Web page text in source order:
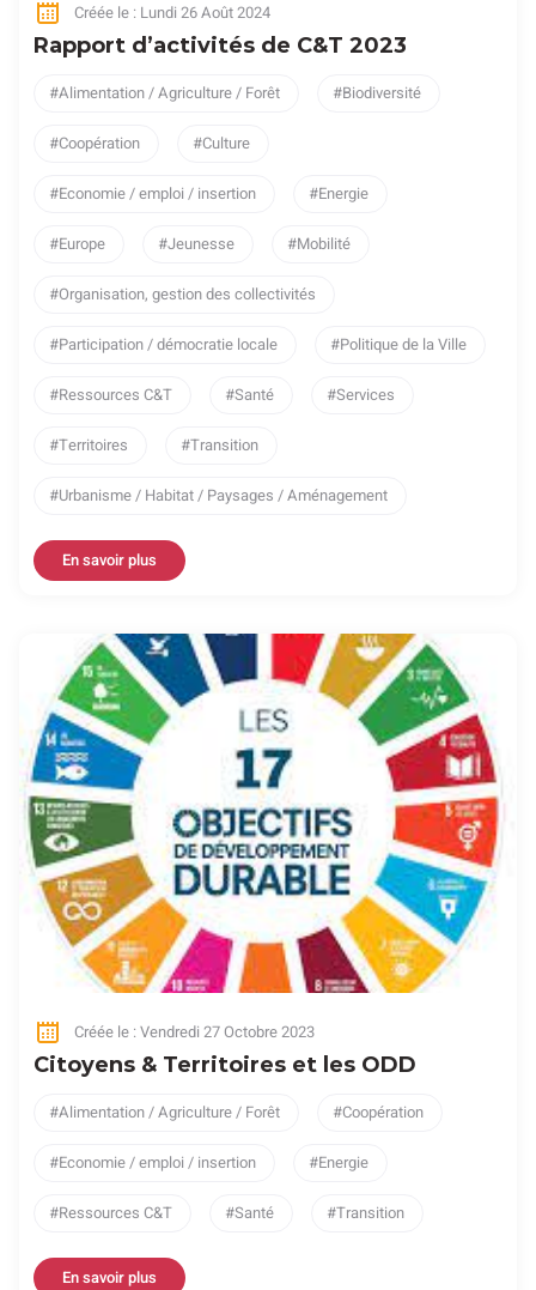
Créée le : Lundi 26 Août 2024
Rapport d’activités de C&T 2023
Alimentation / Agriculture / Forêt Biodiversité
Coopération Culture
Economie / emploi / insertion Energie
Europe Jeunesse Mobilité
Organisation, gestion des collectivités
Participation / démocratie locale Politique de la Ville
Ressources C&T Santé Services
Territoires Transition
Urbanisme / Habitat / Paysages / Aménagement
En savoir plus
Créée le : Vendredi 27 Octobre 2023
Citoyens & Territoires et les ODD
Alimentation / Agriculture / Forêt Coopération
Economie / emploi / insertion Energie
Ressources C&T Santé Transition
En savoir plus